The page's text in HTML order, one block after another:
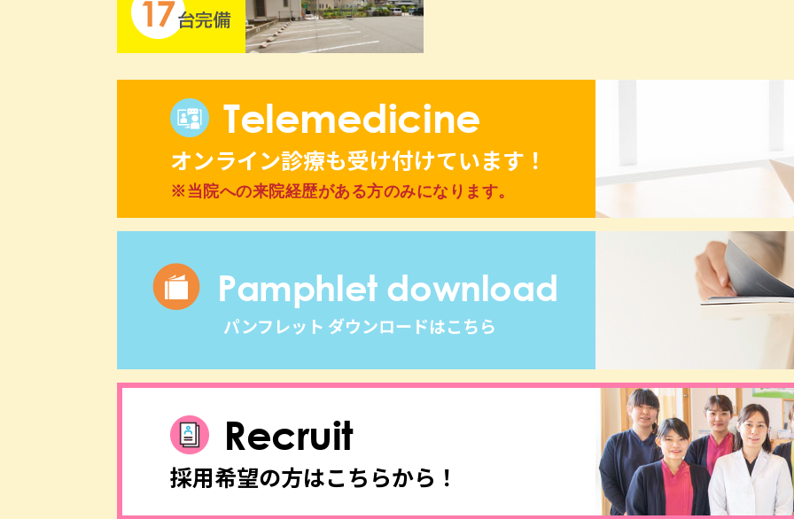
Telemedicine
オンライン診療も受け付けています！
※当院への来院経歴がある方のみになります。
Pamphlet download
パンフレット ダウンロードはこちら
Recruit
採用希望の方はこちらから！